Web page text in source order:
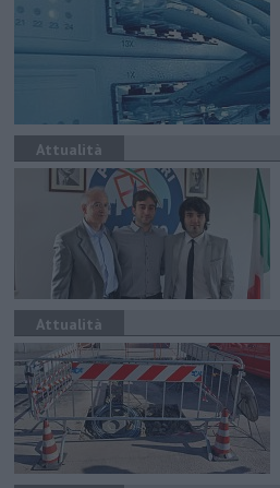
Attualità
Attualità